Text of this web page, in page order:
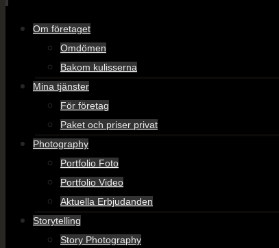
Skip
Om företaget
Omdömen
Bakom kulisserna
Mina tjänster
För företag
Paket och priser privat
Photography
Portfolio Foto
Portfolio Video
Aktuella Erbjudanden
Storytelling
Story Photography